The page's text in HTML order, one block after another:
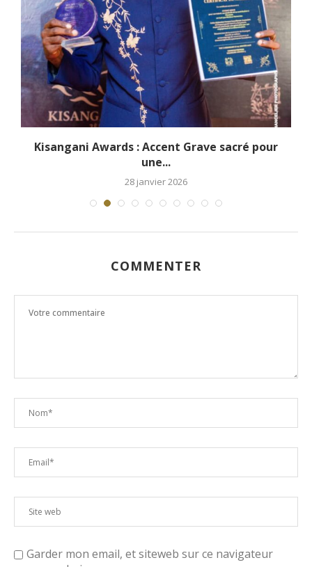
Kisangani Awards : Accent Grave sacré pour
une...
28 janvier 2026
COMMENTER
Garder mon email, et siteweb sur ce navigateur